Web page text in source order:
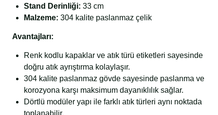
Stand Derinliği: 33 cm
Malzeme: 304 kalite paslanmaz çelik
Avantajları:
Renk kodlu kapaklar ve atık türü etiketleri sayesinde
doğru atık ayrıştırma kolaylaşır.
304 kalite paslanmaz gövde sayesinde paslanma ve
korozyona karşı maksimum dayanıklılık sağlar.
Dörtlü modüler yapı ile farklı atık türleri aynı noktada